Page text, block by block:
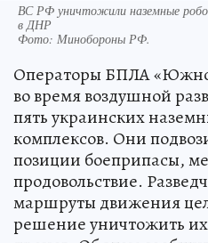
ВС РФ уничтожили наземные
в ДНР
Фото: Минобороны РФ.
Операторы БПЛА
во время воздушной
пять украинских
комплексов. Они
позиции боеприпасы,
продовольствие.
маршруты движения
решение уничтожить